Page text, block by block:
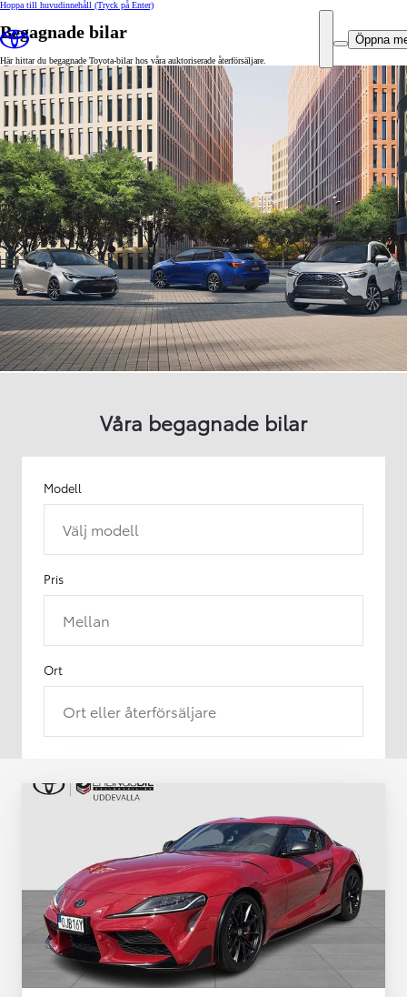
Hoppa till huvudinnehåll (Tryck på Enter)
Öppna
Begagnade bilar
Här hittar du begagnade Toyota-bilar hos våra auktoriserade återförsäljare.
Våra begagnade bilar
Modell
Välj modell
Pris
Mellan
Ort
Ort eller återförsäljare